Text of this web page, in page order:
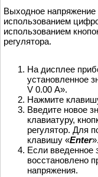
Выходное напряжение
использованием
использованием
регулятора.
На дисплее
установленное
V 0.00 А».
Нажмите
Введите новое
клавиатуру,
регулятор. Для
клавишу «Enter».
Если введенное
восстановлено
напряжения.